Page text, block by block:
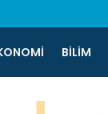
BILIM